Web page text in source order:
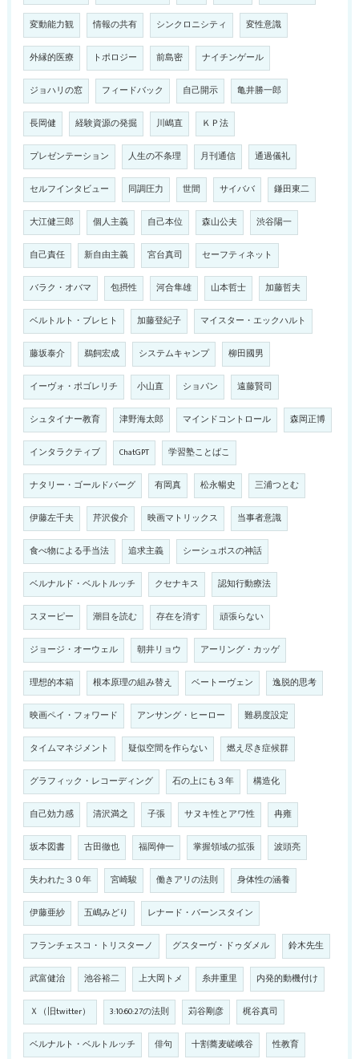
変動能力観 情報の共有 シンクロニシティ 変性意識
外縁的医療 トポロジー 前島密 ナイチンゲール
ジョハリの窓 フィードバック 自己開示 亀井勝一郎
長岡健 経験資源の発掘 川嶋直 ＫＰ法
プレゼンテーション 人生の不条理 月刊通信 通過儀礼
セルフインタビュー 同調圧力 世間 サイババ 鎌田東二
大江健三郎 個人主義 自己本位 森山公夫 渋谷陽一
自己責任 新自由主義 宮台真司 セーフティネット
バラク・オバマ 包摂性 河合隼雄 山本哲士 加藤哲夫
ベルトルト・ブレヒト 加藤登紀子 マイスター・エックハルト
藤坂泰介 鵜飼宏成 システムキャンプ 柳田國男
イーヴォ・ポゴレリチ 小山直 ショパン 遠藤賢司
シュタイナー教育 津野海太郎 マインドコントロール 森岡正博
インタラクティブ ChatGPT 学習塾ことばこ
ナタリー・ゴールドバーグ 有岡真 松永暢史 三浦つとむ
伊藤左千夫 芹沢俊介 映画マトリックス 当事者意識
食べ物による手当法 追求主義 シーシュポスの神話
ベルナルド・ベルトルッチ クセナキス 認知行動療法
スヌーピー 潮目を読む 存在を消す 頑張らない
ジョージ・オーウェル 朝井リョウ アーリング・カッゲ
理想的本箱 根本原理の組み替え ベートーヴェン 逸脱的思考
映画ペイ・フォワード アンサング・ヒーロー 難易度設定
タイムマネジメント 疑似空間を作らない 燃え尽き症候群
グラフィック・レコーディング 石の上にも３年 構造化
自己効力感 清沢満之 子張 サヌキ性とアワ性 冉雍
坂本図書 古田徹也 福岡伸一 掌握領域の拡張 波頭亮
失われた３０年 宮崎駿 働きアリの法則 身体性の涵養
伊藤亜紗 五嶋みどり レナード・バーンスタイン
フランチェスコ・トリスターノ グスターヴ・ドゥダメル 鈴木先生
武富健治 池谷裕二 上大岡トメ 糸井重里 内発的動機付け
Ｘ（旧twitter） 3:10:60:27の法則 苅谷剛彦 梶谷真司
ベルナルト・ベルトルッチ 俳句 十割蕎麦嵯峨谷 性教育